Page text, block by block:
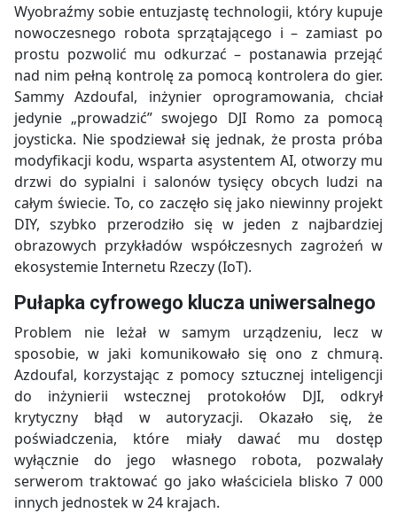
Wyobraźmy sobie entuzjastę technologii, który kupuje
nowoczesnego robota sprzątającego i – zamiast po
prostu pozwolić mu odkurzać – postanawia przejąć
nad nim pełną kontrolę za pomocą kontrolera do gier.
Sammy Azdoufal, inżynier oprogramowania, chciał
jedynie „prowadzić” swojego DJI Romo za pomocą
joysticka. Nie spodziewał się jednak, że prosta próba
modyfikacji kodu, wsparta asystentem AI, otworzy mu
drzwi do sypialni i salonów tysięcy obcych ludzi na
całym świecie. To, co zaczęło się jako niewinny projekt
DIY, szybko przerodziło się w jeden z najbardziej
obrazowych przykładów współczesnych zagrożeń w
ekosystemie Internetu Rzeczy (IoT).
Pułapka cyfrowego klucza uniwersalnego
Problem nie leżał w samym urządzeniu, lecz w
sposobie, w jaki komunikowało się ono z chmurą.
Azdoufal, korzystając z pomocy sztucznej inteligencji
do inżynierii wstecznej protokołów DJI, odkrył
krytyczny błąd w autoryzacji. Okazało się, że
poświadczenia, które miały dawać mu dostęp
wyłącznie do jego własnego robota, pozwalały
serwerom traktować go jako właściciela blisko 7 000
innych jednostek w 24 krajach.